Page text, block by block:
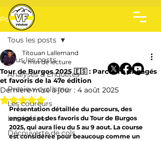
Post
Tous les posts
Analyses & Enquêtes
Preview cyclisme
Les coureurs
Les équipes
Découverte de cols
Tous les posts
Tour de Burgos 2025 🇪🇸 : Parcours, engagés
et favoris de la 47e édition
Titouan Lallemand
4 min de lecture
Dernière mise à jour : 4 août 2025
Noté NaN étoiles sur 5.
Présentation détaillée du parcours, des
engagés et des favoris du Tour de Burgos
2025, qui aura lieu du 5 au 9 aout. La course
est considérée pour beaucoup comme un